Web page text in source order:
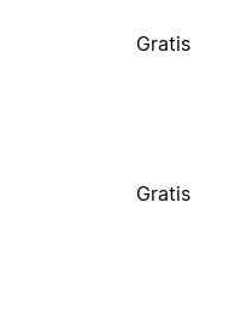
Gratis
Gratis